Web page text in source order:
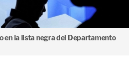
en la lista negra del Departamento